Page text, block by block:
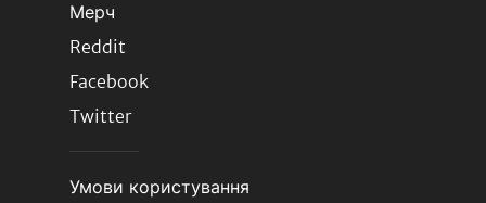
Мерч
Reddit
Facebook
Twitter
Умови користування